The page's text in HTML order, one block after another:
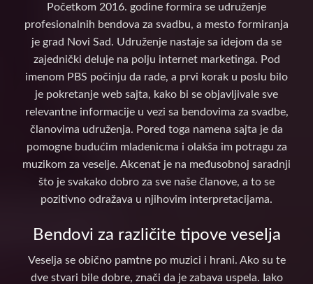
Početkom 2016. godine formira se udruženje
profesionalnih bendova za svadbu, a mesto formiranja
je grad Novi Sad. Udruženje nastaje sa idejom da se
zajednički deluje na polju internet marketinga. Pod
imenom PBS počinju da rade, a prvi korak u poslu bilo
je pokretanje web sajta, kako bi se objavljivale sve
relevantne informacije u vezi sa bendovima za svadbe,
članovima udruženja. Pored toga namena sajta je da
pomogne budućim mladenicma i olakša im potragu za
muzikom za veselje. Akcenat je na međusobnoj saradnji
što je svakako dobro za sve naše članove, a to se
pozitivno odražava u njihovim interpretacijama.
Bendovi za različite tipove veselja
Veselja se obično pamtne po muzici i hrani. Ako su te
dve stvari bile dobre, znači da je zabava uspela. Iako